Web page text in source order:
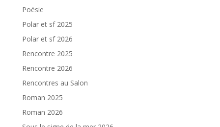
Poésie
Polar et sf 2025
Polar et sf 2026
Rencontre 2025
Rencontre 2026
Rencontres au Salon
Roman 2025
Roman 2026